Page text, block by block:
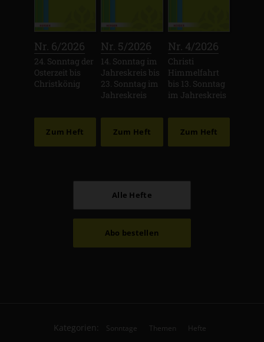
Nr. 6/2026
24. Sonntag der
Osterzeit bis
Christkönig
Zum Heft
Nr. 5/2026
14. Sonntag im
Jahreskreis bis
23. Sonntag im
Jahreskreis
Zum Heft
Nr. 4/2026
Christi
Himmelfahrt
bis 13. Sonntag
im Jahreskreis
Zum Heft
Alle Hefte
Abo bestellen
Kategorien: Sonntage Themen Hefte